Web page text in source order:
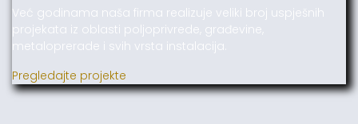
Već godinama naša firma realizuje veliki broj uspješnih
projekata iz oblasti poljoprivrede, građevine,
metaloprerade i svih vrsta instalacija.
Pregledajte projekte